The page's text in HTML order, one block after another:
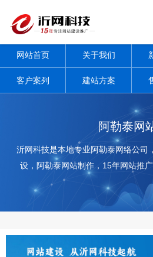
首
页
于
我
新
闻
服
网站首页 关于我们
客户案列 建站方案
阿勒泰网
沂网科技是本地专业阿勒泰网络公司
设，阿勒泰网站制作，15年网站推